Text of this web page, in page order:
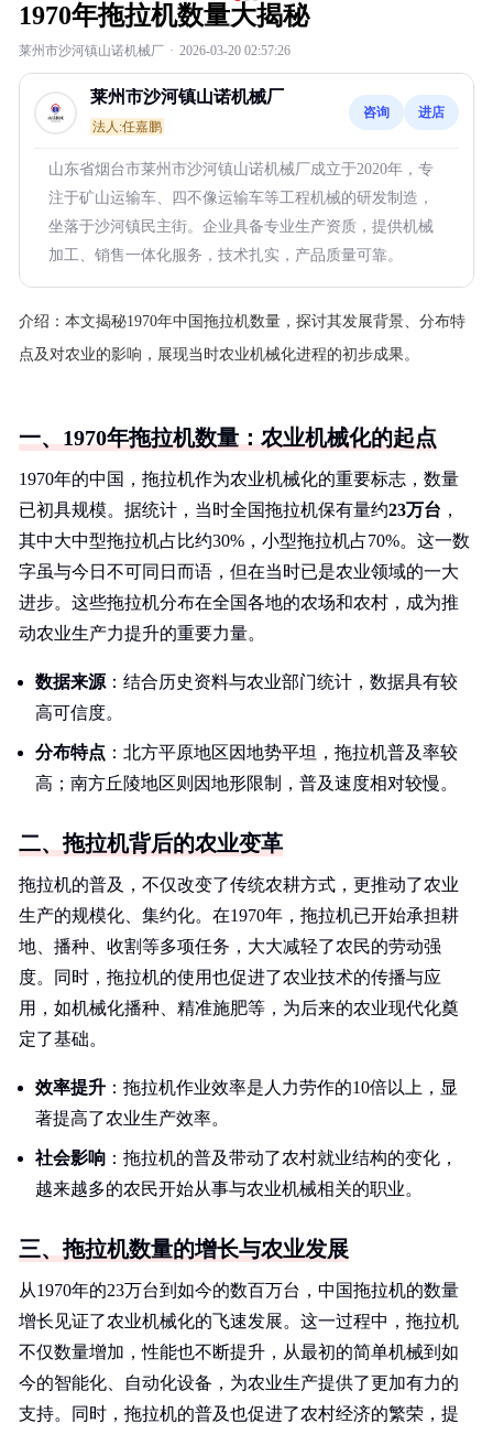
1970年拖拉机数量大揭秘
莱州市沙河镇山诺机械厂 · 2026-03-20 02:57:26
莱州市沙河镇山诺机械厂
法人:任嘉鹏
咨询 进店
山东省烟台市莱州市沙河镇山诺机械厂成立于2020年，专
注于矿山运输车、四不像运输车等工程机械的研发制造，
坐落于沙河镇民主街。企业具备专业生产资质，提供机械
加工、销售一体化服务，技术扎实，产品质量可靠。
介绍： 本文揭秘1970年中国拖拉机数量，探讨其发展背景、分布特
点及对农业的影响，展现当时农业机械化进程的初步成果。
一、1970年拖拉机数量：农业机械化的起点
1970年的中国，拖拉机作为农业机械化的重要标志，数量
已初具规模。据统计，当时全国拖拉机保有量约23万台 ，
其中大中型拖拉机占比约30%，小型拖拉机占70%。这一数
字虽与今日不可同日而语，但在当时已是农业领域的一大
进步。这些拖拉机分布在全国各地的农场和农村，成为推
动农业生产力提升的重要力量。
数据来源 ：结合历史资料与农业部门统计，数据具有较
高可信度。
分布特点 ：北方平原地区因地势平坦，拖拉机普及率较
高；南方丘陵地区则因地形限制，普及速度相对较慢。
二、拖拉机背后的农业变革
拖拉机的普及，不仅改变了传统农耕方式，更推动了农业
生产的规模化、集约化。在1970年，拖拉机已开始承担耕
地、播种、收割等多项任务，大大减轻了农民的劳动强
度。同时，拖拉机的使用也促进了农业技术的传播与应
用，如机械化播种、精准施肥等，为后来的农业现代化奠
定了基础。
效率提升 ：拖拉机作业效率是人力劳作的10倍以上，显
著提高了农业生产效率。
社会影响 ：拖拉机的普及带动了农村就业结构的变化，
越来越多的农民开始从事与农业机械相关的职业。
三、拖拉机数量的增长与农业发展
从1970年的23万台到如今的数百万台，中国拖拉机的数量
增长见证了农业机械化的飞速发展。这一过程中，拖拉机
不仅数量增加，性能也不断提升，从最初的简单机械到如
今的智能化、自动化设备，为农业生产提供了更加有力的
支持。同时，拖拉机的普及也促进了农村经济的繁荣，提